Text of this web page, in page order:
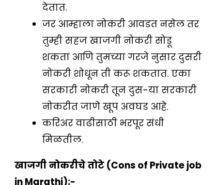
देतात.
जर आम्हाला नोकरी आवडत नसेल तर
तुम्ही सहज खाजगी नोकरी सोडू
शकता आणि तुमच्या गरजे नुसार दुसरी
नोकरी शोधून ती करू शकतात. एका
सरकारी नोकरी तून दुस-या सरकारी
नोकरीत जाणे खूप अवघड आहे.
करिअर वाढीसाठी भरपूर संधी
मिळतील.
खाजगीनोकरीचेतोटे (Cons of Private job
in Marathi):-